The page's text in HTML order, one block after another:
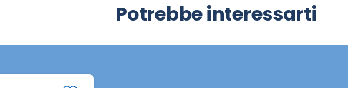
Potrebbe interessarti